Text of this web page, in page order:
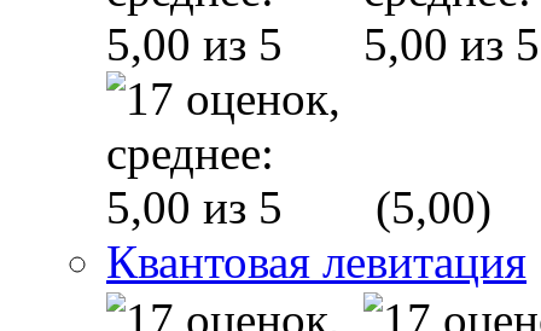
(5,00)
Квантовая левитация